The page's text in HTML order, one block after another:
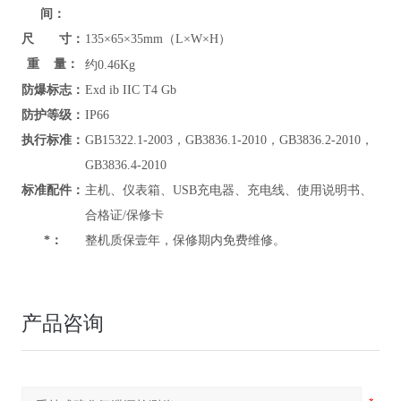
间：
尺 寸： 135×65×35mm（L×W×H）
重 量：
约0.46Kg
防爆标志： Exd ib IIC T4 Gb
防护等级： IP66
执行标准： GB15322.1-2003，GB3836.1-2010，GB3836.2-2010，
GB3836.4-2010
标准配件： 主机、仪表箱、USB充电器、充电线、使用说明书、
合格证/保修卡
*：
整机质保壹年，保修期内免费维修。
产品咨询